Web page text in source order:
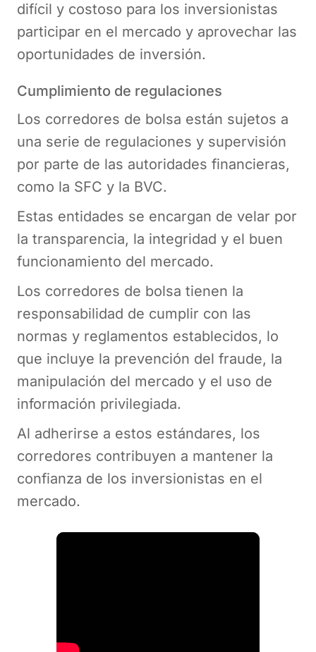
difícil y costoso para los inversionistas
participar en el mercado y aprovechar las
oportunidades de inversión.
Cumplimiento de regulaciones
Los corredores de bolsa están sujetos a
una serie de regulaciones y supervisión
por parte de las autoridades financieras,
como la SFC y la BVC.
Estas entidades se encargan de velar por
la transparencia, la integridad y el buen
funcionamiento del mercado.
Los corredores de bolsa tienen la
responsabilidad de cumplir con las
normas y reglamentos establecidos, lo
que incluye la prevención del fraude, la
manipulación del mercado y el uso de
información privilegiada.
Al adherirse a estos estándares, los
corredores contribuyen a mantener la
confianza de los inversionistas en el
mercado.